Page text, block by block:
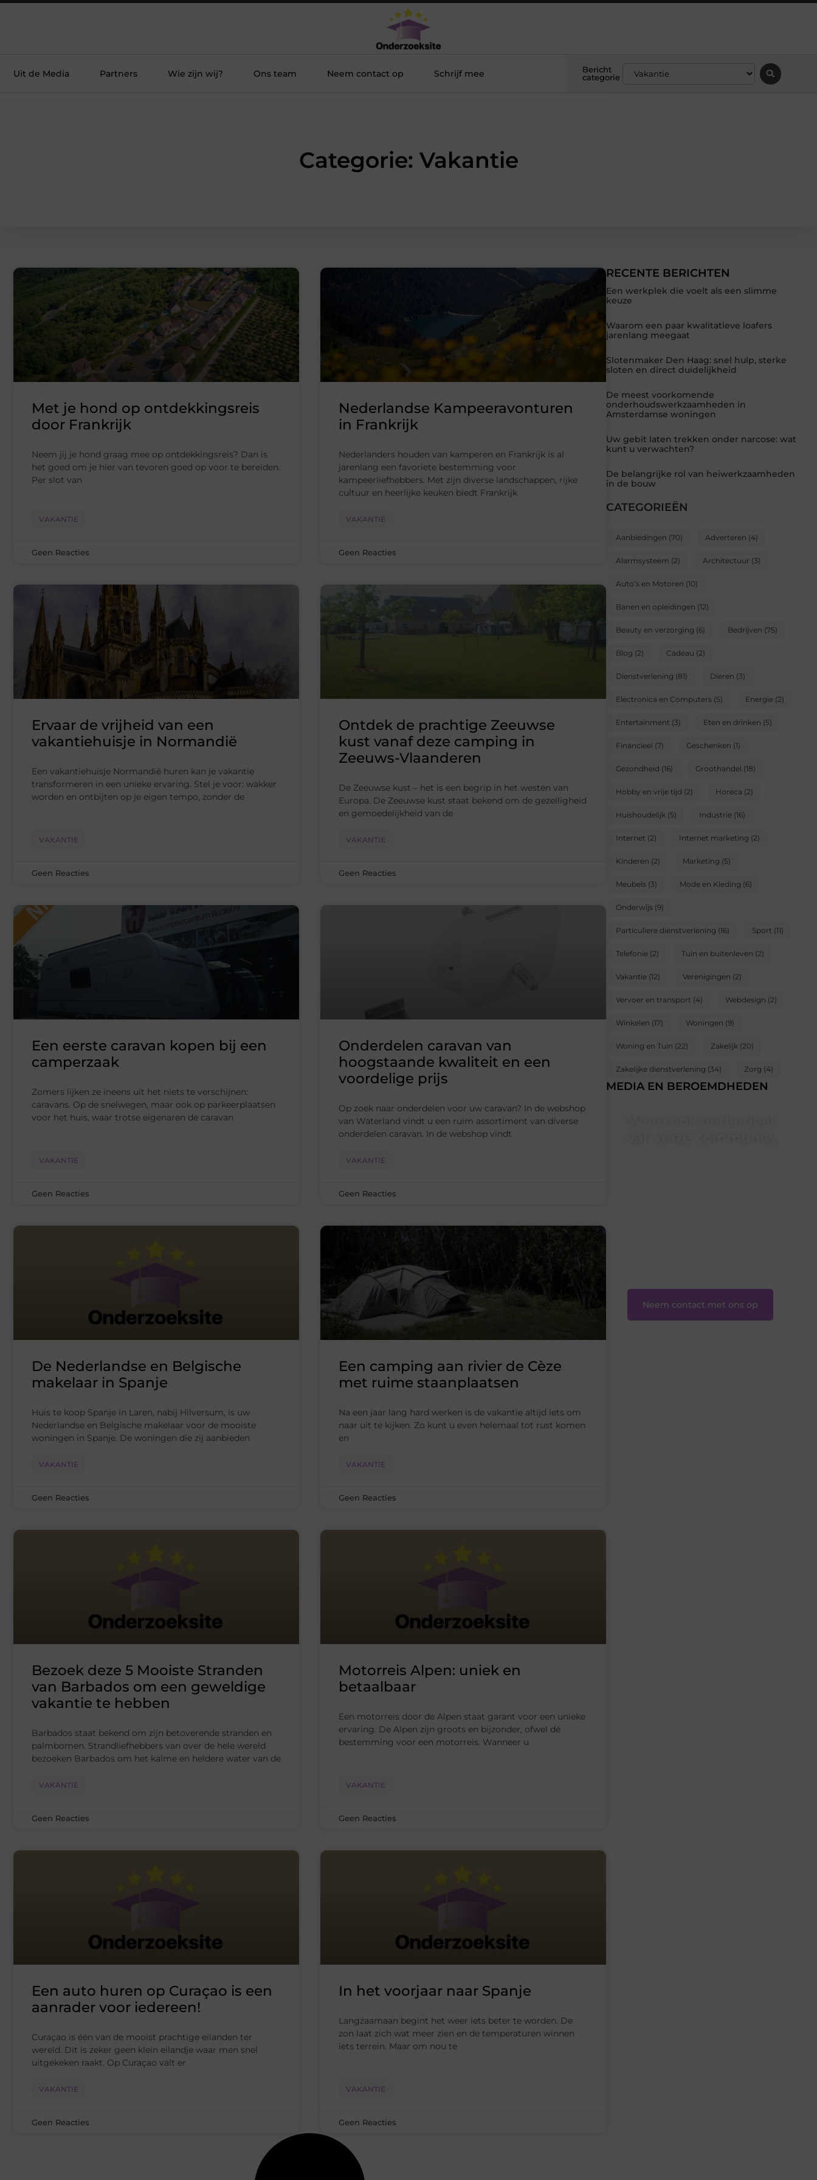
Uit de Media Partners Wie zijn wij? Ons team Neem contact op Schrijf mee
Bericht
categorie
Categorie: Vakantie
RECENTE BERICHTEN
Een werkplek die voelt als een slimme
keuze
Waarom een paar kwalitatieve loafers
jarenlang meegaat
Slotenmaker Den Haag: snel hulp, sterke
sloten en direct duidelijkheid
De meest voorkomende
onderhoudswerkzaamheden in
Amsterdamse woningen
Uw gebit laten trekken onder narcose: wat
kunt u verwachten?
De belangrijke rol van heiwerkzaamheden
in de bouw
CATEGORIEËN
Aanbiedingen (70) Adverteren (4)
Alarmsysteem (2) Architectuur (3)
Auto’s en Motoren (10)
Banen en opleidingen (12)
Beauty en verzorging (6) Bedrijven (75)
Blog (2) Cadeau (2)
Dienstverlening (81) Dieren (3)
Electronica en Computers (5) Energie (2)
Entertainment (3) Eten en drinken (5)
Financieel (7) Geschenken (1)
Gezondheid (16) Groothandel (18)
Hobby en vrije tijd (2) Horeca (2)
Huishoudelijk (5) Industrie (16)
Internet (2) Internet marketing (2)
Kinderen (2) Marketing (5)
Meubels (3) Mode en Kleding (6)
Onderwijs (9)
Particuliere dienstverlening (16) Sport (11)
Telefonie (2) Tuin en buitenleven (2)
Vakantie (12) Verenigingen (2)
Vervoer en transport (4) Webdesign (2)
Winkelen (17) Woningen (9)
Woning en Tuin (22) Zakelijk (20)
Zakelijke dienstverlening (34) Zorg (4)
MEDIA EN BEROEMDHEDEN
Neem contact met ons op
Met je hond op ontdekkingsreis
door Frankrijk
Neem jij je hond graag mee op ontdekkingsreis? Dan is
het goed om je hier van tevoren goed op voor te bereiden.
Per slot van
VAKANTIE
Geen Reacties
Nederlandse Kampeeravonturen
in Frankrijk
Nederlanders houden van kamperen en Frankrijk is al
jarenlang een favoriete bestemming voor
kampeerliefhebbers. Met zijn diverse landschappen, rijke
cultuur en heerlijke keuken biedt Frankrijk
VAKANTIE
Geen Reacties
Ervaar de vrijheid van een
vakantiehuisje in Normandië
Een vakantiehuisje Normandië huren kan je vakantie
transformeren in een unieke ervaring. Stel je voor: wakker
worden en ontbijten op je eigen tempo, zonder de
VAKANTIE
Geen Reacties
Ontdek de prachtige Zeeuwse
kust vanaf deze camping in
Zeeuws-Vlaanderen
De Zeeuwse kust – het is een begrip in het westen van
Europa. De Zeeuwse kust staat bekend om de gezelligheid
en gemoedelijkheid van de
VAKANTIE
Geen Reacties
Een eerste caravan kopen bij een
camperzaak
Zomers lijken ze ineens uit het niets te verschijnen:
caravans. Op de snelwegen, maar ook op parkeerplaatsen
voor het huis, waar trotse eigenaren de caravan
VAKANTIE
Geen Reacties
Onderdelen caravan van
hoogstaande kwaliteit en een
voordelige prijs
Op zoek naar onderdelen voor uw caravan? In de webshop
van Waterland vindt u een ruim assortiment van diverse
onderdelen caravan. In de webshop vindt
VAKANTIE
Geen Reacties
De Nederlandse en Belgische
makelaar in Spanje
Huis te koop Spanje in Laren, nabij Hilversum, is uw
Nederlandse en Belgische makelaar voor de mooiste
woningen in Spanje. De woningen die zij aanbieden
VAKANTIE
Geen Reacties
Een camping aan rivier de Cèze
met ruime staanplaatsen
Na een jaar lang hard werken is de vakantie altijd iets om
naar uit te kijken. Zo kunt u even helemaal tot rust komen
en
VAKANTIE
Geen Reacties
Bezoek deze 5 Mooiste Stranden
van Barbados om een geweldige
vakantie te hebben
Barbados staat bekend om zijn betoverende stranden en
palmbomen. Strandliefhebbers van over de hele wereld
bezoeken Barbados om het kalme en heldere water van de
VAKANTIE
Geen Reacties
Motorreis Alpen: uniek en
betaalbaar
Een motorreis door de Alpen staat garant voor een unieke
ervaring. De Alpen zijn groots en bijzonder, ofwel dé
bestemming voor een motorreis. Wanneer u
VAKANTIE
Geen Reacties
Een auto huren op Curaçao is een
aanrader voor iedereen!
Curaçao is één van de mooist prachtige eilanden ter
wereld. Dit is zeker geen klein eilandje waar men snel
uitgekeken raakt. Op Curaçao valt er
VAKANTIE
Geen Reacties
In het voorjaar naar Spanje
Langzaamaan begint het weer iets beter te worden. De
zon laat zich wat meer zien en de temperaturen winnen
iets terrein. Maar om nou te
VAKANTIE
Geen Reacties